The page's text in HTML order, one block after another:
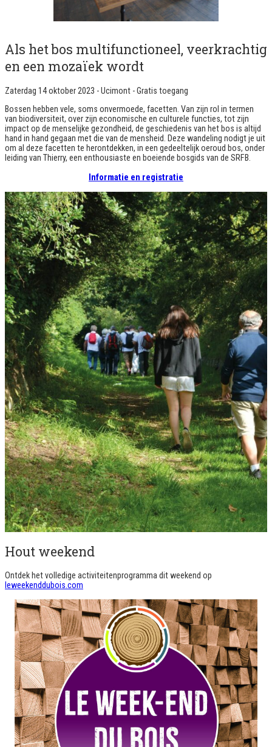
Als het bos multifunctioneel, veerkrachtig
en een mozaïek wordt
Zaterdag 14 oktober 2023 - Ucimont - Gratis toegang
Bossen hebben vele, soms onvermoede, facetten. Van zijn rol in termen
van biodiversiteit, over zijn economische en culturele functies, tot zijn
impact op de menselijke gezondheid, de geschiedenis van het bos is altijd
hand in hand gegaan met die van de mensheid. Deze wandeling nodigt je uit
om al deze facetten te herontdekken, in een gedeeltelijk oeroud bos, onder
leiding van Thierry, een enthousiaste en boeiende bosgids van de SRFB.
Informatie en registratie
Hout weekend
Ontdek het volledige activiteitenprogramma dit weekend op
leweekenddubois.com